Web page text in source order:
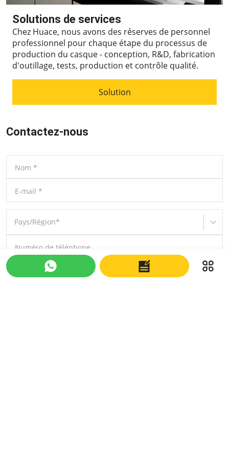
Solutions de services
Chez Huace, nous avons des réserves de personnel
professionnel pour chaque étape du processus de
production du casque - conception, R&D, fabrication
d'outillage, tests, production et contrôle qualité.
Solution
Contactez-nous
Nom *
E-mail *
Pays/Région*
Numéro de téléphone
Message*